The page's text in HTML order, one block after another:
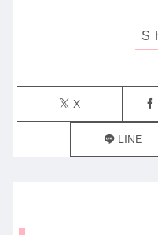
X
LINE